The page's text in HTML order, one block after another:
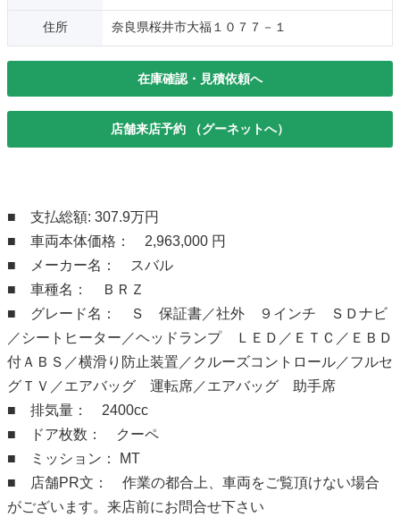
住所 奈良県桜井市大福１０７７－１
在庫確認・見積依頼へ
店舗来店予約 （グーネットへ）
■ 支払総額: 307.9万円
■ 車両本体価格： 2,963,000 円
■ メーカー名： スバル
■ 車種名： ＢＲＺ
■ グレード名： Ｓ 保証書／社外 ９インチ ＳＤナビ
／シートヒーター／ヘッドランプ ＬＥＤ／ＥＴＣ／ＥＢＤ
付ＡＢＳ／横滑り防止装置／クルーズコントロール／フルセ
グＴＶ／エアバッグ 運転席／エアバッグ 助手席
■ 排気量： 2400cc
■ ドア枚数： クーペ
■ ミッション： MT
■ 店舗PR文： 作業の都合上、車両をご覧頂けない場合
がございます。来店前にお問合せ下さい